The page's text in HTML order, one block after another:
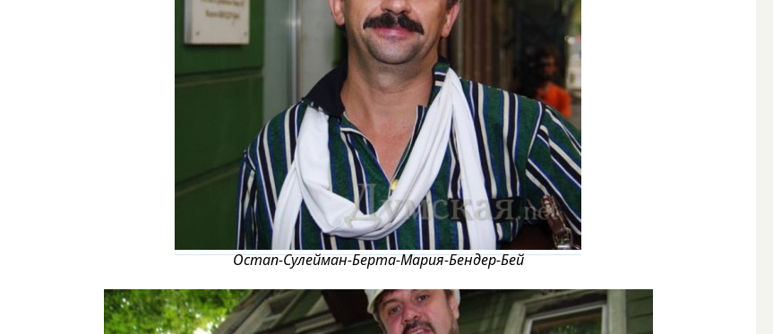
Остап-Сулейман-Берта-Мария-Бендер-Бей